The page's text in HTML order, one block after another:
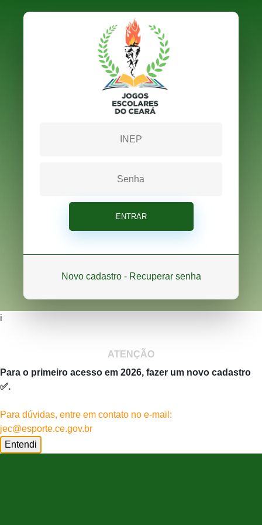
Novo cadastro - Recuperar senha
i
ATENÇÃO
Para o primeiro acesso em 2026, fazer um novo cadastro
✅.
Para dúvidas, entre em contato no e-mail:
jec@esporte.ce.gov.br
Entendi